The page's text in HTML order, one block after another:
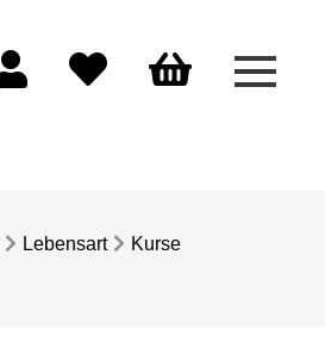
Menü
Lebensart
Kurse